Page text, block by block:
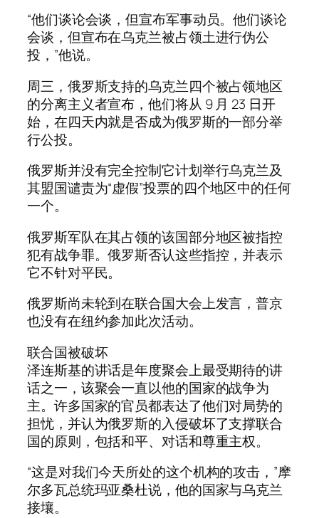
“他们谈论会谈，但宣布军事动员。他们谈论
会谈，但宣布在乌克兰被占领土进行伪公
投，”他说。
周三，俄罗斯支持的乌克兰四个被占领地区
的分离主义者宣布，他们将从 9 月 23 日开
始，在四天内就是否成为俄罗斯的一部分举
行公投。
俄罗斯并没有完全控制它计划举行乌克兰及
其盟国谴责为“虚假”投票的四个地区中的任何
一个。
俄罗斯军队在其占领的该国部分地区被指控
犯有战争罪。俄罗斯否认这些指控，并表示
它不针对平民。
俄罗斯尚未轮到在联合国大会上发言，普京
也没有在纽约参加此次活动。
联合国被破坏
泽连斯基的讲话是年度聚会上最受期待的讲
话之一，该聚会一直以他的国家的战争为
主。许多国家的官员都表达了他们对局势的
担忧，并认为俄罗斯的入侵破坏了支撑联合
国的原则，包括和平、对话和尊重主权。
“这是对我们今天所处的这个机构的攻击，”摩
尔多瓦总统玛亚桑杜说，他的国家与乌克兰
接壤。